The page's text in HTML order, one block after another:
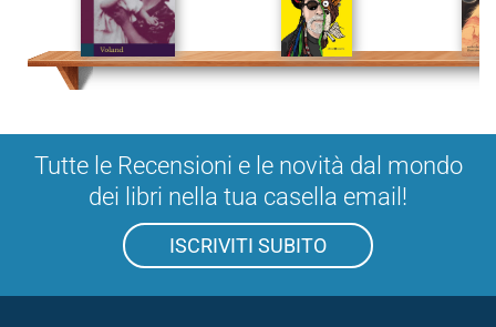
Tutte le Recensioni e le novità dal mondo
dei libri nella tua casella email!
ISCRIVITI SUBITO